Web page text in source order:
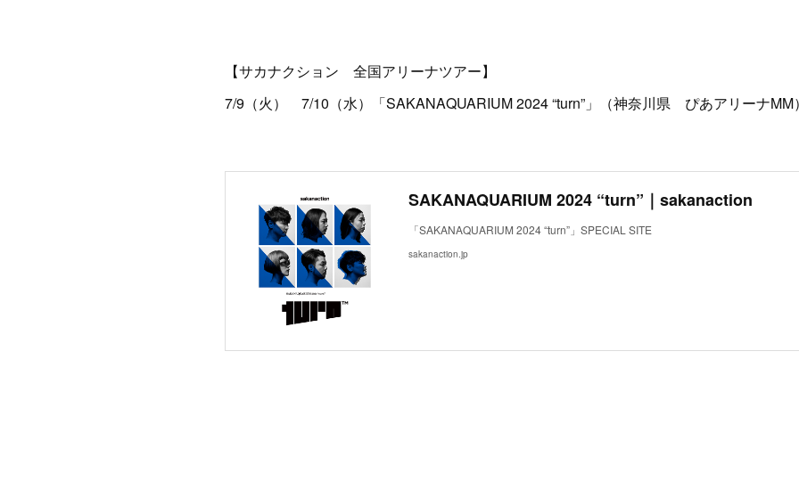
【サカナクション 全国アリーナツアー】
7/9（火） 7/10（水）「SAKANAQUARIUM 2024 “turn”」（神奈川県 ぴあアリーナMM
SAKANAQUARIUM 2024 “turn”｜sakanaction
「SAKANAQUARIUM 2024 “turn”」SPECIAL SITE
sakanaction.jp